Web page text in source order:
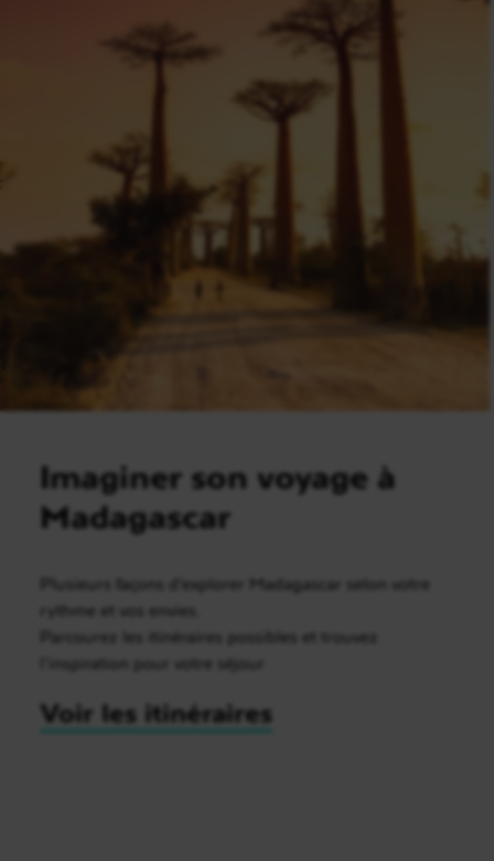
Imaginer son voyage à
Madagascar
Plusieurs façons d’explorer Madagascar selon votre
rythme et vos envies.
Parcourez les itinéraires possibles et trouvez
l’inspiration pour votre séjour
Voir les itinéraires